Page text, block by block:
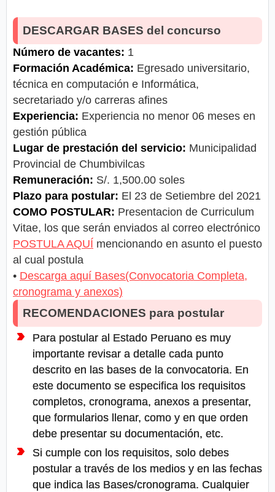
DESCARGAR BASES del concurso
Número de vacantes: 1
Formación Académica: Egresado universitario,
técnica en computación e Informática,
secretariado y/o carreras afines
Experiencia: Experiencia no menor 06 meses en
gestión pública
Lugar de prestación del servicio: Municipalidad
Provincial de Chumbivilcas
Remuneración: S/. 1,500.00 soles
Plazo para postular: El 23 de Setiembre del 2021
COMO POSTULAR: Presentacion de Curriculum
Vitae, los que serán enviados al correo electrónico
POSTULA AQUÍ mencionando en asunto el puesto
al cual postula
• Descarga aquí Bases(Convocatoria Completa,
cronograma y anexos)
RECOMENDACIONES para postular
Para postular al Estado Peruano es muy
importante revisar a detalle cada punto
descrito en las bases de la convocatoria. En
este documento se especifica los requisitos
completos, cronograma, anexos a presentar,
que formularios llenar, como y en que orden
debe presentar su documentación, etc.
Si cumple con los requisitos, solo debes
postular a través de los medios y en las fechas
que indica las Bases/cronograma. Cualquier